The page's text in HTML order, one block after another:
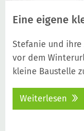
Eine eigene
Stefanie und
vor dem
kleine Baustelle
Weiterlesen